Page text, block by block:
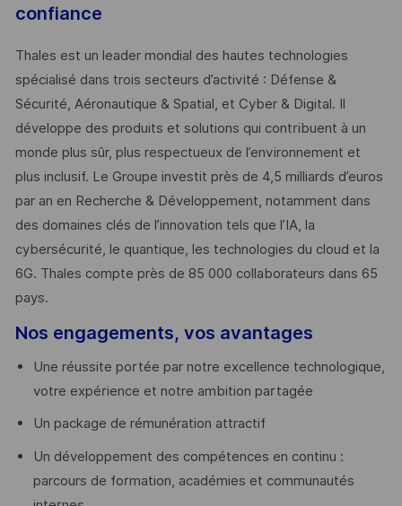
confiance
Thales est un leader mondial des hautes technologies
spécialisé dans trois secteurs d’activité : Défense &
Sécurité, Aéronautique & Spatial, et Cyber & Digital. Il
développe des produits et solutions qui contribuent à un
monde plus sûr, plus respectueux de l’environnement et
plus inclusif. Le Groupe investit près de 4,5 milliards d’euros
par an en Recherche & Développement, notamment dans
des domaines clés de l’innovation tels que l’IA, la
cybersécurité, le quantique, les technologies du cloud et la
6G. Thales compte près de 85 000 collaborateurs dans 65
pays. ​
Nos engagements, vos avantages
Une réussite portée par notre excellence technologique,
votre expérience et notre ambition partagée
Un package de rémunération attractif
Un développement des compétences en continu :
parcours de formation, académies et communautés